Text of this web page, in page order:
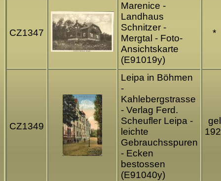
CZ1347
Marenice -
Landhaus
Schnitzer -
Mergtal - Foto-
Ansichtskarte
(E91019y)
*
CZ1349
Leipa in Böhmen
-
Kahlebergstrasse
- Verlag Ferd.
Scheufler Leipa -
leichte
Gebrauchsspuren
- Ecken
bestossen
(E91040y)